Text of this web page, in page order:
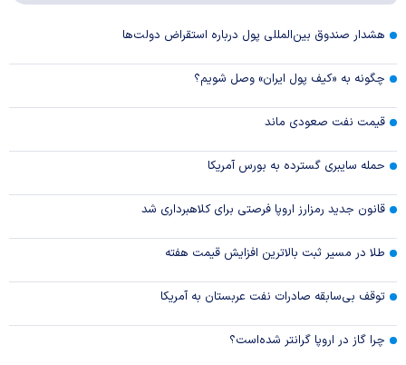
هشدار صندوق بین‌المللی پول درباره استقراض دولت‌ها
چگونه به «کیف پول ایران» وصل شویم؟
قیمت نفت صعودی ماند
حمله سایبری گسترده به بورس آمریکا
قانون جدید رمزارز اروپا فرصتی برای کلاهبرداری شد
طلا در مسیر ثبت بالاترین افزایش قیمت هفته
توقف بی‌سابقه صادرات نفت عربستان به آمریکا
چرا گاز در اروپا گرانتر شده‌است؟